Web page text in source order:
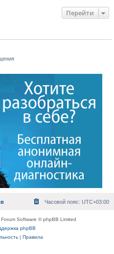
Перейти
Часовой пояс: UTC+03:00
Software © phpBB Limited
phpBB
| Правила